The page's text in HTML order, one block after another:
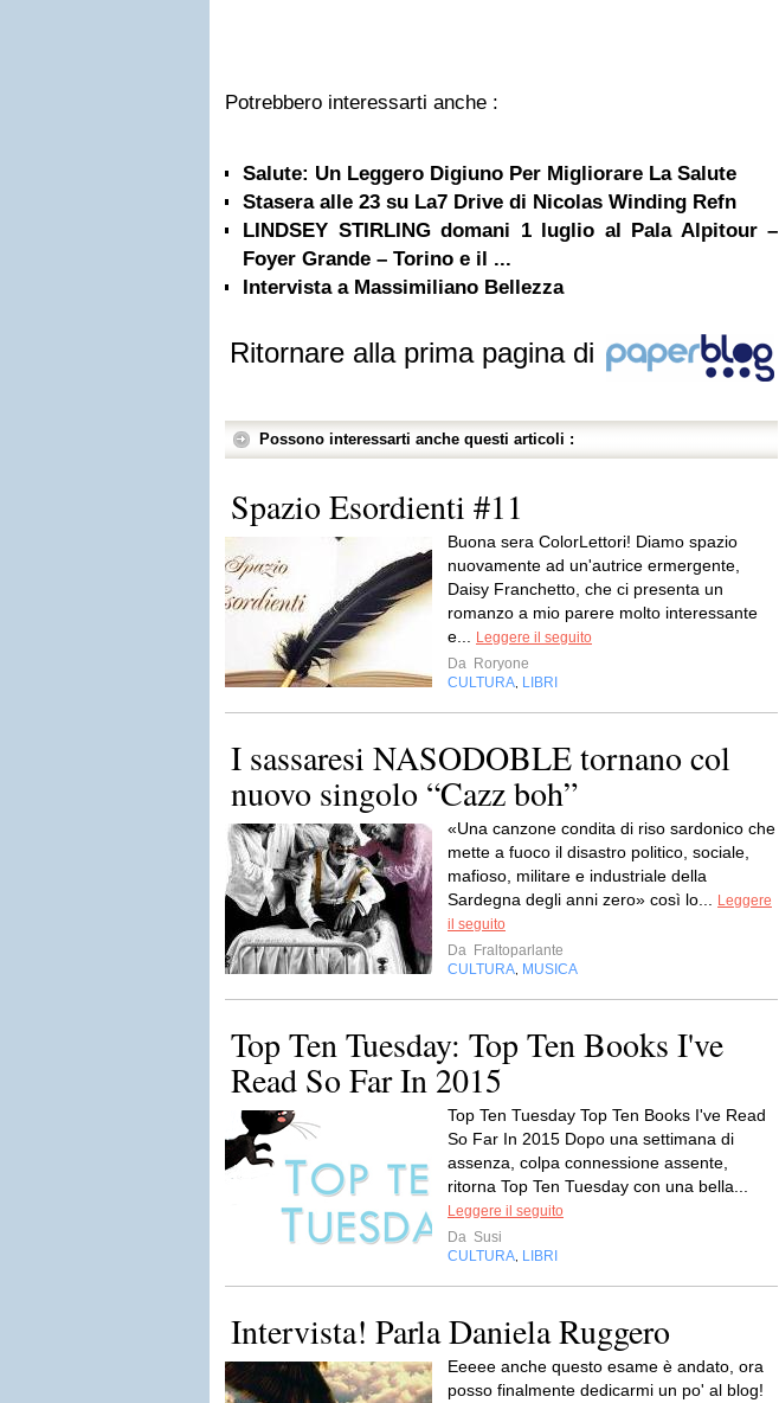
Potrebbero interessarti anche :
Salute: Un Leggero Digiuno Per Migliorare La Salute
Stasera alle 23 su La7 Drive di Nicolas Winding Refn
LINDSEY STIRLING domani 1 luglio al Pala Alpitour –
Foyer Grande – Torino e il ...
Intervista a Massimiliano Bellezza
Ritornare alla prima pagina di
Possono interessarti anche questi articoli :
Spazio Esordienti #11
Buona sera ColorLettori! Diamo spazio
nuovamente ad un'autrice ermergente,
Daisy Franchetto, che ci presenta un
romanzo a mio parere molto interessante
e...
Leggere il seguito
Da Roryone
CULTURA LIBRI
I sassaresi NASODOBLE tornano col
nuovo singolo “Cazz boh”
«Una canzone condita di riso sardonico che
mette a fuoco il disastro politico, sociale,
mafioso, militare e industriale della
Sardegna degli anni zero» così lo...
Leggere
il seguito
Da Fraltoparlante
CULTURA MUSICA
Top Ten Tuesday: Top Ten Books I've
Read So Far In 2015
Top Ten Tuesday Top Ten Books I've Read
So Far In 2015 Dopo una settimana di
assenza, colpa connessione assente,
ritorna Top Ten Tuesday con una bella...
Leggere il seguito
Da Susi
CULTURA LIBRI
Intervista! Parla Daniela Ruggero
Eeeee anche questo esame è andato, ora
posso finalmente dedicarmi un po' al blog!